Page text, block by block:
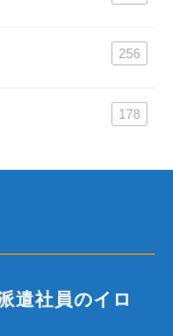
256
178
遣社員のイロ